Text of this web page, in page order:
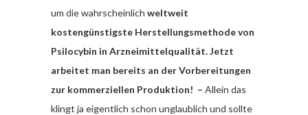
um die wahrscheinlich weltweit
kostengünstigste Herstellungsmethode von
Psilocybin in Arzneimittelqualität. Jetzt
arbeitet man bereits an der Vorbereitungen
zur kommerziellen Produktion! – Allein das
klingt ja eigentlich schon unglaublich und sollte